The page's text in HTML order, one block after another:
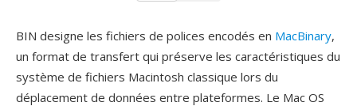
BIN designe les fichiers de polices encodés en MacBinary,
un format de transfert qui préserve les caractéristiques du
système de fichiers Macintosh classique lors du
déplacement de données entre plateformes. Le Mac OS